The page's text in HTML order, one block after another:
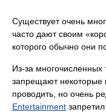
Существует очень
часто дают своим
которого обычно они
Из-за
запрещают некоторые
проводить, но очень
Entertainment